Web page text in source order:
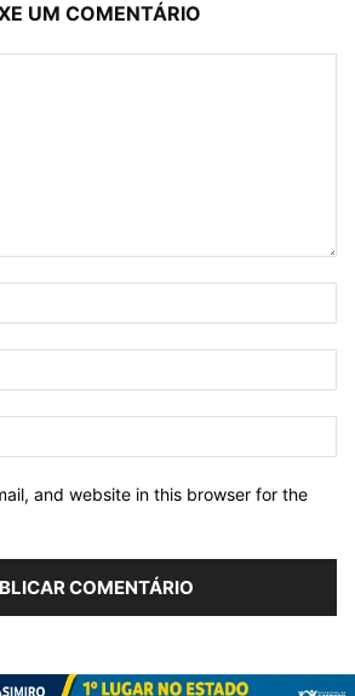
UM COMENTÁRIO
and website in this browser for the